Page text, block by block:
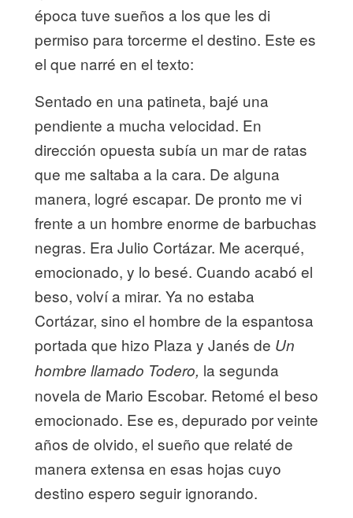
época tuve sueños a los que les di
permiso para torcerme el destino. Este es
el que narré en el texto:
Sentado en una patineta, bajé una
pendiente a mucha velocidad. En
dirección opuesta subía un mar de ratas
que me saltaba a la cara. De alguna
manera, logré escapar. De pronto me vi
frente a un hombre enorme de barbuchas
negras. Era Julio Cortázar. Me acerqué,
emocionado, y lo besé. Cuando acabó el
beso, volví a mirar. Ya no estaba
Cortázar, sino el hombre de la espantosa
portada que hizo Plaza y Janés de Un
hombre llamado Todero, la segunda
novela de Mario Escobar. Retomé el beso
emocionado. Ese es, depurado por veinte
años de olvido, el sueño que relaté de
manera extensa en esas hojas cuyo
destino espero seguir ignorando.